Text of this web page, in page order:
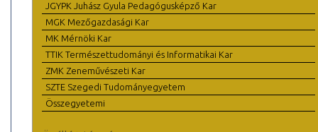
JGYPK Juhász Gyula Pedagógusképző Kar
MGK Mezőgazdasági Kar
MK Mérnöki Kar
TTIK Természettudományi és Informatikai Kar
ZMK Zeneművészeti Kar
SZTE Szegedi Tudományegyetem
Összegyetemi